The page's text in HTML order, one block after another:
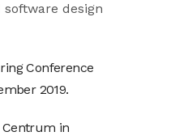
software design
Conference
2019.
Centrum in